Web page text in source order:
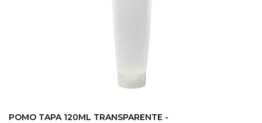
POMO TAPA 120ML TRANSPARENTE -